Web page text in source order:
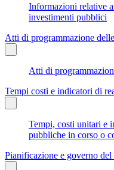
Informazioni relative
investimenti pubblici
Atti di programmazione
Atti di
Tempi costi e indicatori di
Tempi, costi unitari e
pubbliche in corso o
Pianificazione e governo